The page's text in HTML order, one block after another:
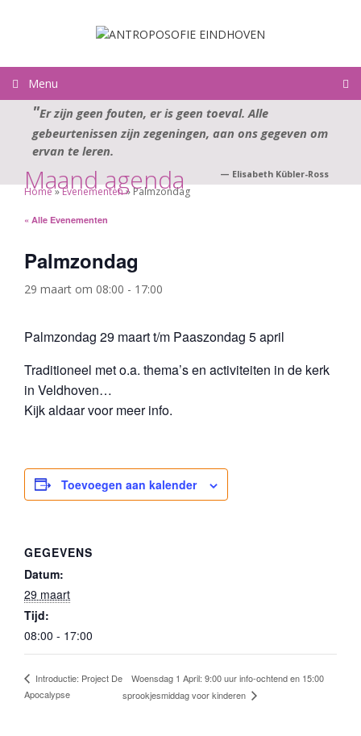
Menu
Er zijn geen fouten, er is geen toeval. Alle
gebeurtenissen zijn zegeningen, aan ons gegeven om
ervan te leren.
— Elisabeth Kübler-Ross
Home»Evenementen»Palmzondag
Maand agenda
« Alle Evenementen
Palmzondag
29 maart om 08:00 - 17:00
Palmzondag 29 maart t/m Paaszondag 5 april
Traditioneel met o.a. thema’s en activiteiten in de kerk
in Veldhoven…
Kijk aldaar voor meer info.
Toevoegen aan kalender
GEGEVENS
Datum:
29 maart
Tijd:
08:00 - 17:00
Introductie: Project De
Apocalypse
Woensdag 1 April: 9:00 uur info-ochtend en 15:00
sprookjesmiddag voor kinderen